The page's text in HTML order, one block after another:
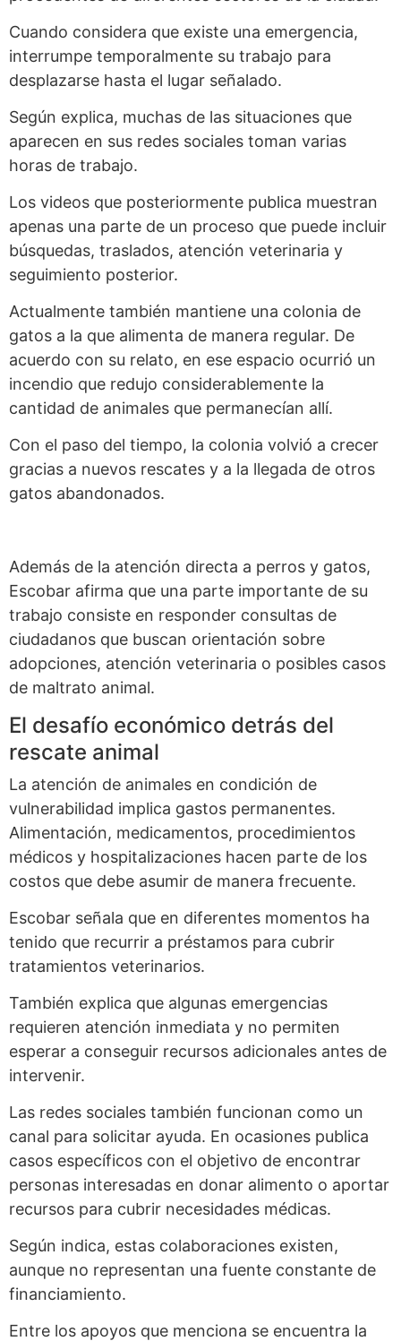
Cuando considera que existe una emergencia,
interrumpe temporalmente su trabajo para
desplazarse hasta el lugar señalado.
Según explica, muchas de las situaciones que
aparecen en sus redes sociales toman varias
horas de trabajo.
Los videos que posteriormente publica muestran
apenas una parte de un proceso que puede incluir
búsquedas, traslados, atención veterinaria y
seguimiento posterior.
Actualmente también mantiene una colonia de
gatos a la que alimenta de manera regular. De
acuerdo con su relato, en ese espacio ocurrió un
incendio que redujo considerablemente la
cantidad de animales que permanecían allí.
Con el paso del tiempo, la colonia volvió a crecer
gracias a nuevos rescates y a la llegada de otros
gatos abandonados.
Además de la atención directa a perros y gatos,
Escobar afirma que una parte importante de su
trabajo consiste en responder consultas de
ciudadanos que buscan orientación sobre
adopciones, atención veterinaria o posibles casos
de maltrato animal.
El desafío económico detrás del
rescate animal
La atención de animales en condición de
vulnerabilidad implica gastos permanentes.
Alimentación, medicamentos, procedimientos
médicos y hospitalizaciones hacen parte de los
costos que debe asumir de manera frecuente.
Escobar señala que en diferentes momentos ha
tenido que recurrir a préstamos para cubrir
tratamientos veterinarios.
También explica que algunas emergencias
requieren atención inmediata y no permiten
esperar a conseguir recursos adicionales antes de
intervenir.
Las redes sociales también funcionan como un
canal para solicitar ayuda. En ocasiones publica
casos específicos con el objetivo de encontrar
personas interesadas en donar alimento o aportar
recursos para cubrir necesidades médicas.
Según indica, estas colaboraciones existen,
aunque no representan una fuente constante de
financiamiento.
Entre los apoyos que menciona se encuentra la